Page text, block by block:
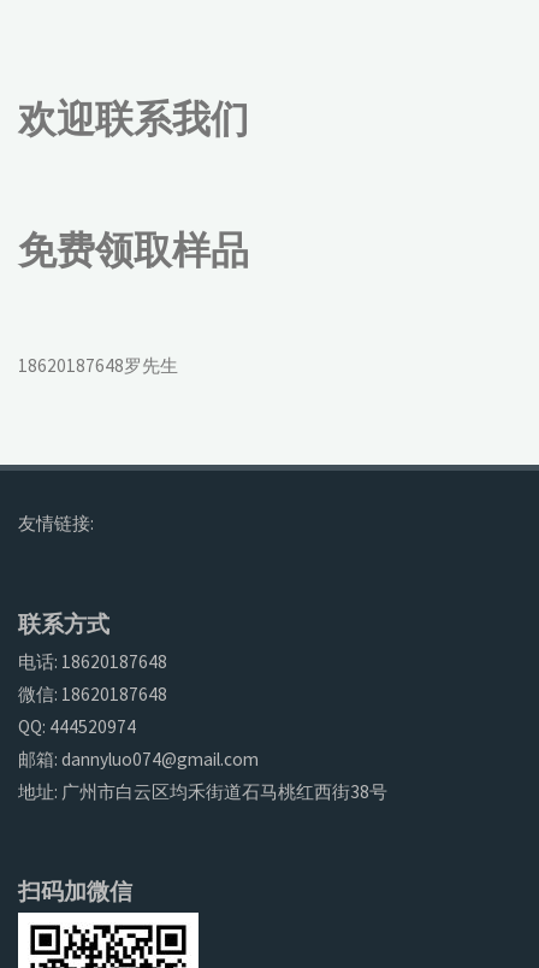
欢迎联系我们
免费领取样品
18620187648罗先生
友情链接:
联系方式
电话: 18620187648
微信: 18620187648
QQ: 444520974
邮箱: dannyluo074@gmail.com
地址: 广州市白云区均禾街道石马桃红西街38号
扫码加微信